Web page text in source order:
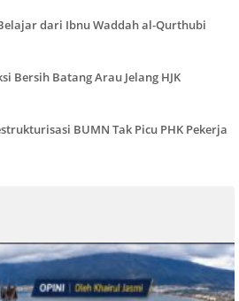
dari Ibnu Waddah al-Qurthubi
Bersih Batang Arau Jelang HJK
BUMN Tak Picu PHK Pekerja